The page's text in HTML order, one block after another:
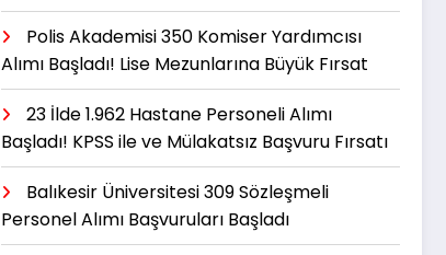
Polis Akademisi 350 Komiser Yardımcısı
Alımı Başladı! Lise Mezunlarına Büyük Fırsat
23 İlde 1.962 Hastane Personeli Alımı
Başladı! KPSS ile ve Mülakatsız Başvuru Fırsatı
Balıkesir Üniversitesi 309 Sözleşmeli
Personel Alımı Başvuruları Başladı